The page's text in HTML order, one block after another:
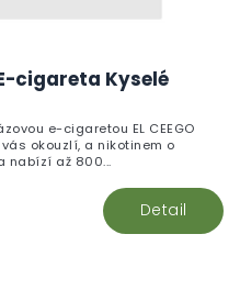
cigareta Kyselé
Detail
e-cigaretou EL CEEGO
okouzlí, a nikotinem o
nabízí až 800...